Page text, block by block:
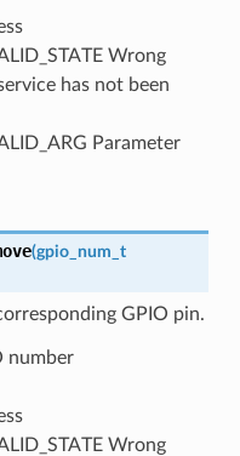
Wrong
has not been
Parameter
(gpio_num_t
GPIO pin.
number
Wrong